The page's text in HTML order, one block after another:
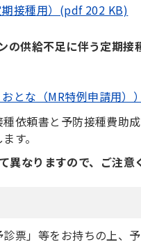
接種用）(pdf 202 KB)
の供給不足に伴う定期
とな（MR特例申請用
依頼書と予防接種費助
す。
なりますので、ご注意
票」等をお持ちの上、予